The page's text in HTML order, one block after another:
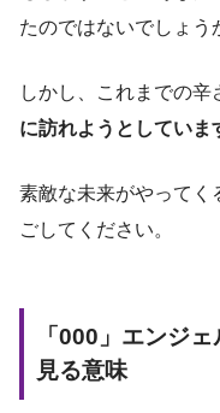
たのではないでしょう
しかし、これまでの辛
に訪れようとしていま
素敵な未来がやってく
ごしてください。
「000」エンジ
見る意味